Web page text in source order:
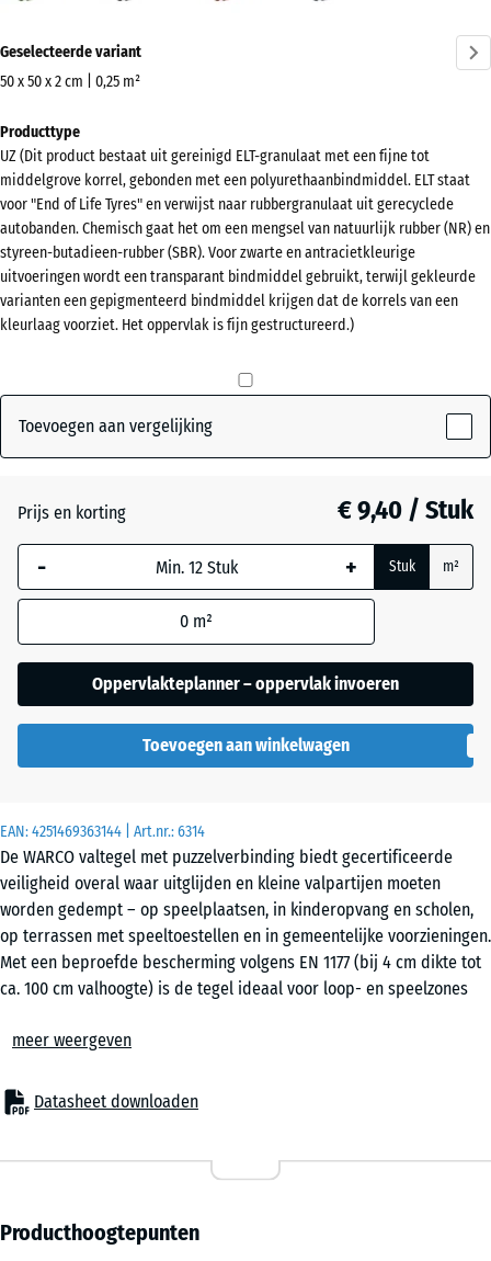
EAN:4251469363144 | Art.nr.:6314
De WARCO valtegel met puzzelverbinding biedt gecertificeerde
veiligheid overal waar uitglijden en kleine valpartijen moeten
worden gedempt – op speelplaatsen, in kinderopvang en scholen,
op terrassen met speeltoestellen en in gemeentelijke voorzieningen.
Met een beproefde bescherming volgens EN 1177 (bij 4 cm dikte tot
ca. 100 cm valhoogte) is de tegel ideaal voor loop- en speelzones
seniorenvoorzieningen, revalidatie en fitnessomgevingen is de
comfort en kostenefficiëntie combineert.
Toepassingen
– Schoolpleinen, kinderopvang en gemeentelijke locaties
– Fitness- en outdoorfitnesszones
– Seniorenwoningen, verpleeghuizen, revalidatie- en
meer weergeven
Datasheet downloaden
informatie
over
kleuren?
Kleurenpalet
weergeven
Grasgroen(active)
Antraciet - € 1,00
Geselecteerde variant
50 x 50 x 2 cm | 0,25 m²
voor
verzending
540
x
540
x
20
mm
blauw omlijnde
afmeting wordt
(tenzij anders
aangegeven in de
50
cm
|
0,25
50
x
50
x 3
cm
|
m²
+ € 2,80
x
cm
+ € 6,30
Producttype
UZ (Dit product bestaat uit gereinigd ELT-granulaat met een fijne tot
middelgrove korrel, gebonden met een polyurethaanbindmiddel. ELT staat
voor "End of Life Tyres" en verwijst naar rubbergranulaat uit gerecyclede
autobanden. Chemisch gaat het om een mengsel van natuurlijk rubber (NR) en
styreen-butadieen-rubber (SBR). Voor zwarte en antracietkleurige
uitvoeringen wordt een transparant bindmiddel gebruikt, terwijl gekleurde
varianten een gepigmenteerd bindmiddel krijgen dat de korrels van een
kleurlaag voorziet. Het oppervlak is fijn gestructureerd.)
Toevoegen aan vergelijking
Prijs en korting € 9,40 / Stuk
- + Stuk m²
0 m²
Oppervlakteplanner – oppervlak invoeren
Toevoegen aan winkelwagen
Producthoogtepunten